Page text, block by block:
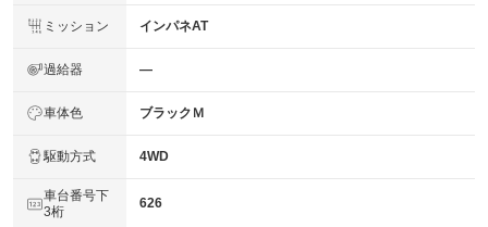
ミッション インパネAT
過給器 ―
車体色 ブラックＭ
駆動方式 4WD
車台番号下
3桁
626